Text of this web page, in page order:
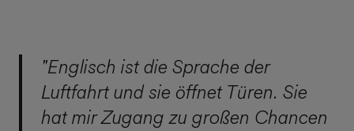
"Englisch ist die Sprache der
Luftfahrt und sie öffnet Türen. Sie
hat mir Zugang zu großen Chancen